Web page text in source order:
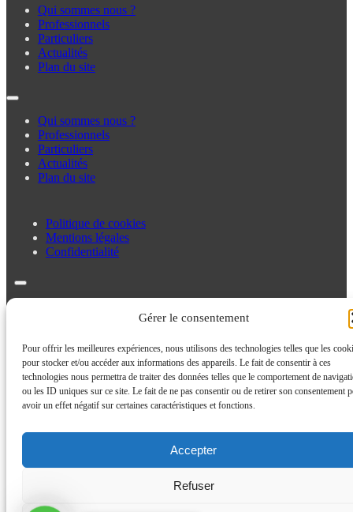
Gérer le consentement
Pour offrir les meilleures expériences, nous utilisons des technologies telles que les
pour stocker et/ou accéder aux informations des appareils. Le fait de consentir à ces
technologies nous permettra de traiter des données telles que le comportement de
ou les ID uniques sur ce site. Le fait de ne pas consentir ou de retirer son consentement
avoir un effet négatif sur certaines caractéristiques et fonctions.
Accepter
Refuser
Qui sommes nous ?
Professionnels
Particuliers
Actualités
Plan du site
Qui sommes nous ?
Professionnels
Particuliers
Actualités
Plan du site
Politique de cookies
Mentions légales
Confidentialité